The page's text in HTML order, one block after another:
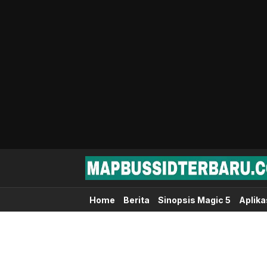
Map Bussid Terbaru
MapBussidTerbaru.com | Pusat
Home Berita Sinopsis Magic 5